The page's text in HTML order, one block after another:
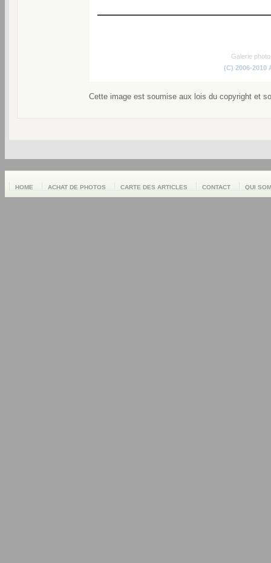
Galerie
(C) 2006-2010
Cette image est soumise aux lois du copyright et
HOME ACHAT DE PHOTOS CARTE DES ARTICLES CONTACT QUI